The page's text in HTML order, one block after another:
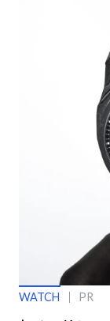
WATCH PR